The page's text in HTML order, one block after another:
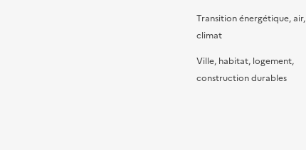
Transition énergétique, air,
climat
Ville, habitat, logement,
construction durables